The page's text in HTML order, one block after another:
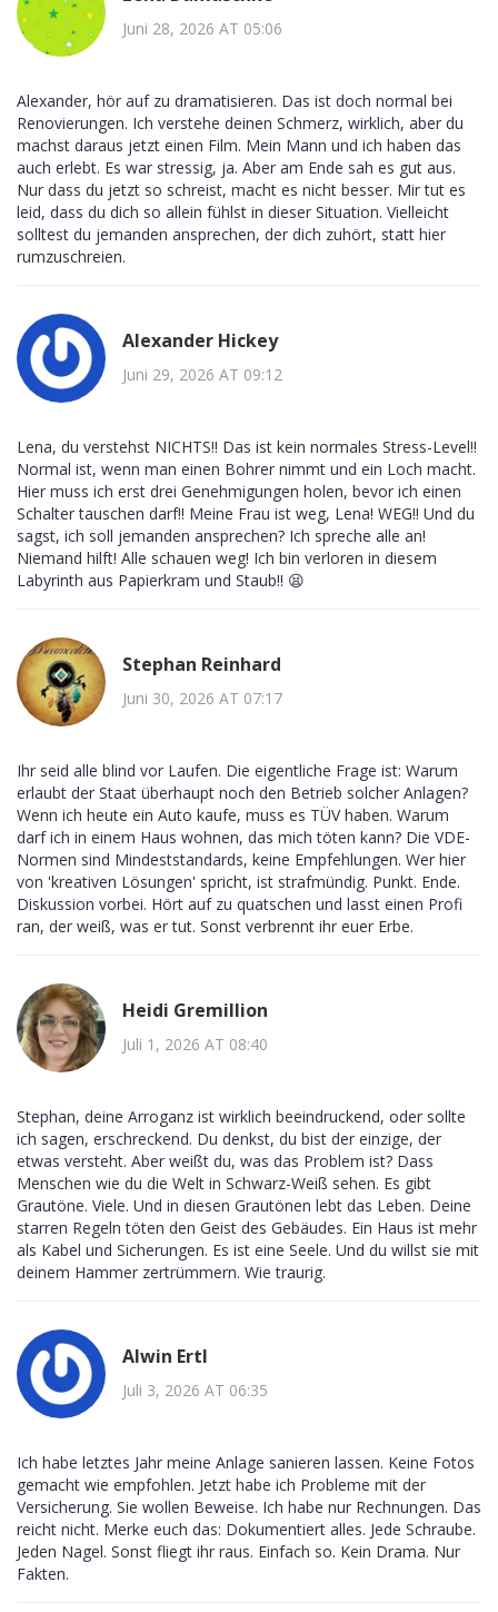
Juni 28, 2026 AT 05:06
Alexander, hör auf zu dramatisieren. Das ist doch normal bei
Renovierungen. Ich verstehe deinen Schmerz, wirklich, aber du
machst daraus jetzt einen Film. Mein Mann und ich haben das
auch erlebt. Es war stressig, ja. Aber am Ende sah es gut aus.
Nur dass du jetzt so schreist, macht es nicht besser. Mir tut es
leid, dass du dich so allein fühlst in dieser Situation. Vielleicht
solltest du jemanden ansprechen, der dich zuhört, statt hier
rumzuschreien.
Alexander Hickey
Juni 29, 2026 AT 09:12
Lena, du verstehst NICHTS!! Das ist kein normales Stress-Level!!
Normal ist, wenn man einen Bohrer nimmt und ein Loch macht.
Hier muss ich erst drei Genehmigungen holen, bevor ich einen
Schalter tauschen darf!! Meine Frau ist weg, Lena! WEG!! Und du
sagst, ich soll jemanden ansprechen? Ich spreche alle an!
Niemand hilft! Alle schauen weg! Ich bin verloren in diesem
Labyrinth aus Papierkram und Staub!! 😫
Stephan Reinhard
Juni 30, 2026 AT 07:17
Ihr seid alle blind vor Laufen. Die eigentliche Frage ist: Warum
erlaubt der Staat überhaupt noch den Betrieb solcher Anlagen?
Wenn ich heute ein Auto kaufe, muss es TÜV haben. Warum
darf ich in einem Haus wohnen, das mich töten kann? Die VDE-
Normen sind Mindeststandards, keine Empfehlungen. Wer hier
von 'kreativen Lösungen' spricht, ist strafmündig. Punkt. Ende.
Diskussion vorbei. Hört auf zu quatschen und lasst einen Profi
ran, der weiß, was er tut. Sonst verbrennt ihr euer Erbe.
Heidi Gremillion
Juli 1, 2026 AT 08:40
Stephan, deine Arroganz ist wirklich beeindruckend, oder sollte
ich sagen, erschreckend. Du denkst, du bist der einzige, der
etwas versteht. Aber weißt du, was das Problem ist? Dass
Menschen wie du die Welt in Schwarz-Weiß sehen. Es gibt
Grautöne. Viele. Und in diesen Grautönen lebt das Leben. Deine
starren Regeln töten den Geist des Gebäudes. Ein Haus ist mehr
als Kabel und Sicherungen. Es ist eine Seele. Und du willst sie mit
deinem Hammer zertrümmern. Wie traurig.
Alwin Ertl
Juli 3, 2026 AT 06:35
Ich habe letztes Jahr meine Anlage sanieren lassen. Keine Fotos
gemacht wie empfohlen. Jetzt habe ich Probleme mit der
Versicherung. Sie wollen Beweise. Ich habe nur Rechnungen. Das
reicht nicht. Merke euch das: Dokumentiert alles. Jede Schraube.
Jeden Nagel. Sonst fliegt ihr raus. Einfach so. Kein Drama. Nur
Fakten.